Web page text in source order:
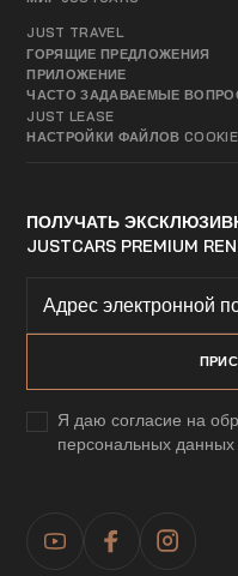
JUST TRAVEL
ГОРЯЩИЕ ПРЕДЛОЖЕНИЯ
ПРИЛОЖЕНИЕ
ЧАСТО ЗАДАВАЕМЫЕ
JUST LEASE
НАСТРОЙКИ ФАЙЛОВ COOKIE
ПОЛУЧАТЬ
JUSTCARS PREMIUM
Я даю согласие на
персональных данных